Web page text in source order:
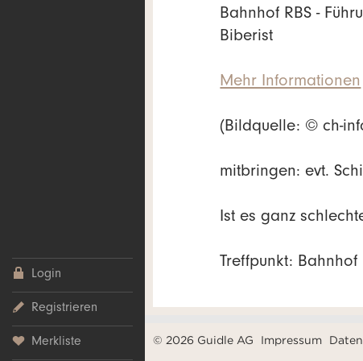
Login
Registrieren
Merkliste
Bahnhof RBS -
Biberist
Mehr Informationen
(Bildquelle: © ch-
mitbringen: evt.
Ist es ganz
Treffpunkt: Bahnhof
© 2026 Guidle AG Impressum